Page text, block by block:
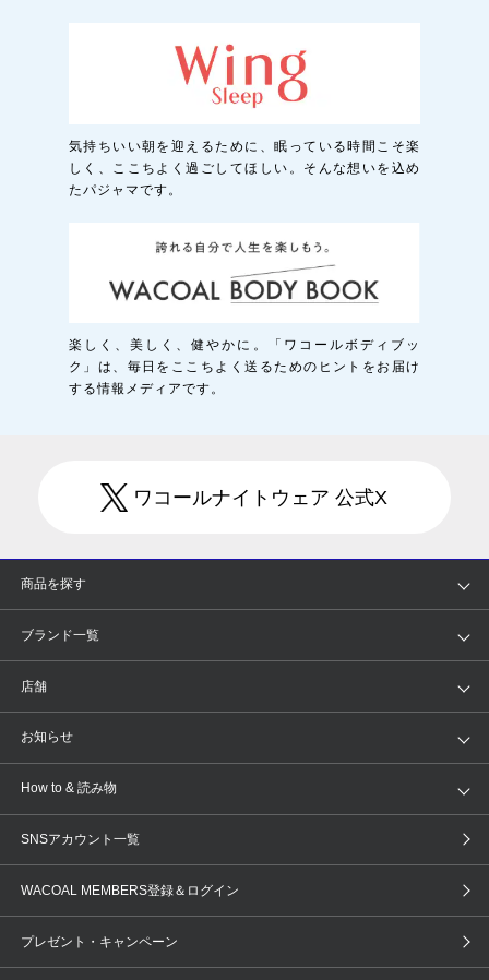
気持ちいい朝を迎えるために、眠っている時間こそ楽
しく、ここちよく過ごしてほしい。そんな想いを込め
たパジャマです。
楽しく、美しく、健やかに。「ワコールボディブッ
ク」は、毎日をここちよく送るためのヒントをお届け
する情報メディアです。
ワコールナイトウェア 公式X
商品を探す
アイテム
トピックス
ブランド一覧
WACOAL
AMPHI une nana cool
OUR WACOAL
WACOAL Remamma
Licensed Brands
店舗
店舗を探す
ブラ無料診断
3Dボディスキャン
お知らせ
新着情報
商品回収
ニュース＆トピックス
How to & 読み物
下着の基礎知識
ブラパン ワコールスタイル
SNSアカウント一覧
WACOAL MEMBERS登録＆ログイン
プレゼント・キャンペーン